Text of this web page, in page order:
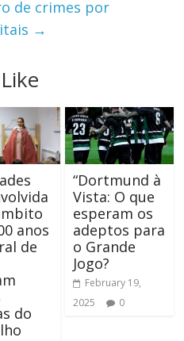
de crimes por
→
anos
de
do
“Dortmund à
Vista: O que
esperam os
adeptos para
o Grande
Jogo?
February 19,
2025
0